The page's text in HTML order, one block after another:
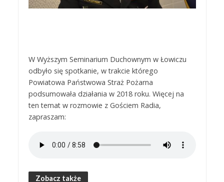
W Wyższym Seminarium Duchownym w Łowiczu
odbyło się spotkanie, w trakcie którego
Powiatowa Państwowa Straż Pożarna
podsumowała działania w 2018 roku. Więcej na
ten temat w rozmowie z Gościem Radia,
zapraszam:
Zobacz także